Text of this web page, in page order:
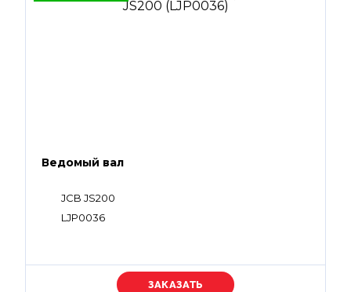
Ведомый вал
JCB JS200
LJP0036
Уточняйте цену